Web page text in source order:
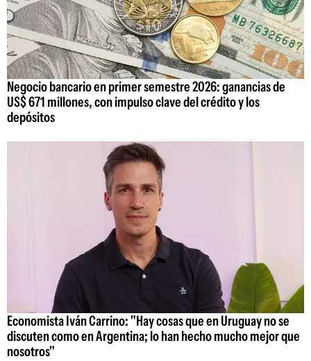
Negocio bancario en primer semestre 2026: ganancias de
US$ 671 millones, con impulso clave del crédito y los
depósitos
Economista Iván Carrino: "Hay cosas que en Uruguay no se
discuten como en Argentina; lo han hecho mucho mejor que
nosotros"